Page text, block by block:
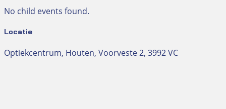
No child events found.
Locatie
Optiekcentrum, Houten, Voorveste 2, 3992 VC